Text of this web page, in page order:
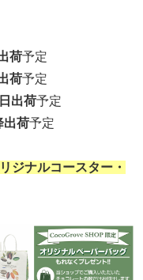
荷予定
荷予定
出荷予定
出荷予定
ジナルコースター・